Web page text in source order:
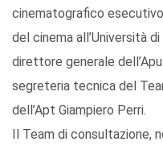
cinematografico
del cinema all’Università
direttore generale
segreteria tecnica del
dell’Apt Giampiero Perri.
Il Team di consultazione,